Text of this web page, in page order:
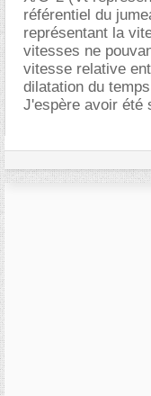
référentiel du
représentant la
vitesses ne
vitesse relative
dilatation du
J'espère avoir été